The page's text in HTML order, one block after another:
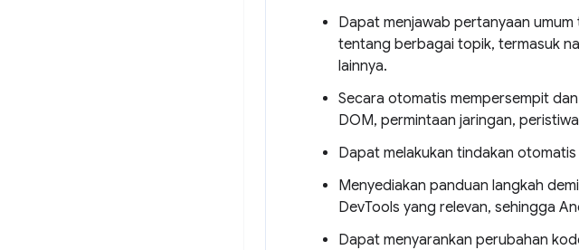
Dapat menjawab pertanyaan
tentang berbagai topik, termasuk
lainnya.
Secara otomatis mempersempit
DOM, permintaan jaringan,
Dapat melakukan tindakan
Menyediakan panduan langkah
DevTools yang relevan, sehingga
Dapat menyarankan perubahan